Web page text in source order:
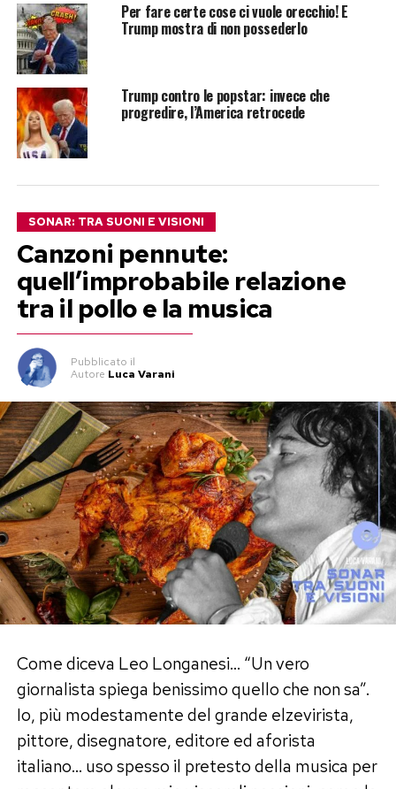
Per fare certe cose ci vuole orecchio! E
Trump mostra di non possederlo
Trump contro le popstar: invece che
progredire, l’America retrocede
SONAR: TRA SUONI E VISIONI
Canzoni pennute:
quell’improbabile relazione
tra il pollo e la musica
Pubblicato il
Autore Luca Varani
Come diceva Leo Longanesi… “Un vero
giornalista spiega benissimo quello che non sa”.
Io, più modestamente del grande elzevirista,
pittore, disegnatore, editore ed aforista
italiano… uso spesso il pretesto della musica per